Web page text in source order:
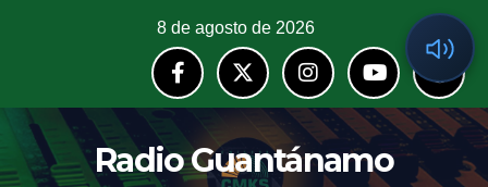
8 de agosto de 2026
Radio Guantánamo